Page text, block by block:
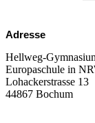
Adresse
Hellweg-
Europaschule in
Lohackerstrasse 13
44867 Bochum